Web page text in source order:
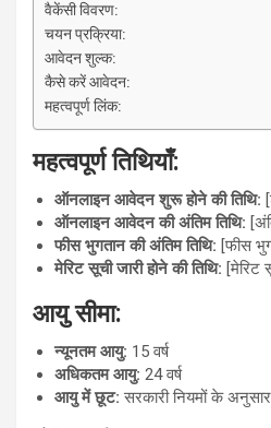
वैकेंसी विवरण:
चयन प्रक्रिया:
आवेदन शुल्क:
कैसे करें आवेदन:
महत्वपूर्ण लिंक:
महत्वपूर्ण तिथियाँ:
ऑनलाइन आवेदन शुरू होने की तिथि:
ऑनलाइन आवेदन की अंतिम तिथि:
फीस भुगतान की अंतिम तिथि: [फीस
मेरिट सूची जारी होने की तिथि: [मेरिट
आयु सीमा:
न्यूनतम आयु: 15 वर्ष
अधिकतम आयु: 24 वर्ष
आयु में छूट: सरकारी नियमों के